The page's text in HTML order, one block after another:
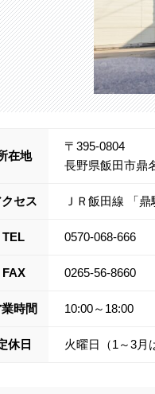
在地
〒395-0804
長野県飯田市鼎
セス ＪＲ飯田線 「鼎
TEL 0570-068-666
FAX 0265-56-8660
時間 10:00～18:00
休日 火曜日（1～3月